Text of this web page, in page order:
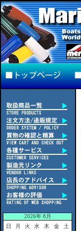
2026年 8月
日
月 火 水 木 金
土